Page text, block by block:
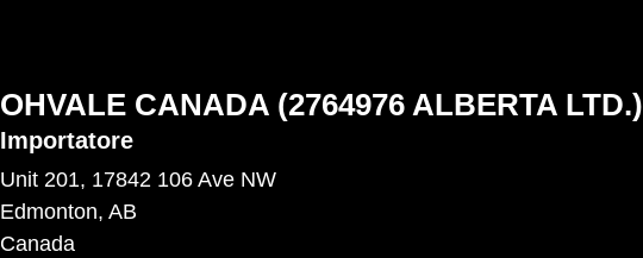
OHVALE CANADA (2764976 ALBERTA LTD.)
Importatore
Unit 201, 17842 106 Ave NW
Edmonton, AB
Canada